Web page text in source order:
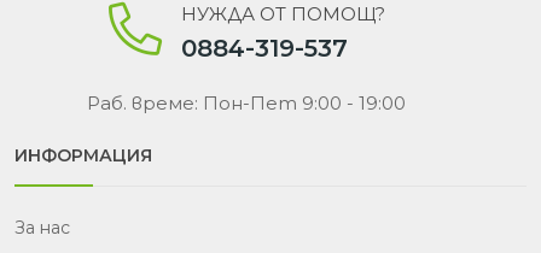
НУЖДА ОТ ПОМОЩ?
0884-319-537
Раб. време: Пон-Пет 9:00 - 19:00
ИНФОРМАЦИЯ
За нас